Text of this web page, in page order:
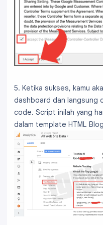
5. Ketika sukses, kamu
dashboard dan langsung
code. Script inilah yang
dalam template HTML